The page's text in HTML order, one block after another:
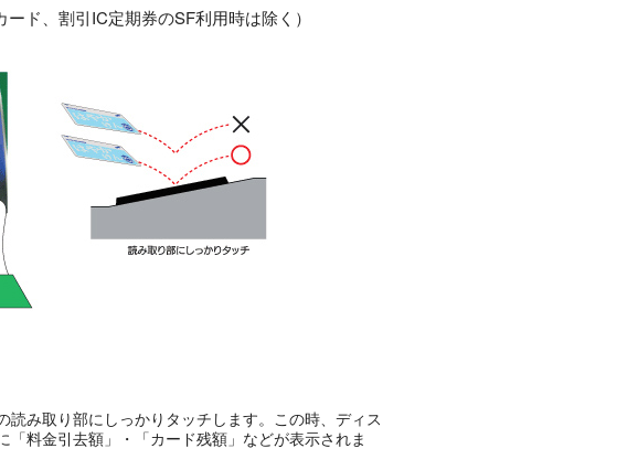
ド、割引IC定期券のSF利用時は除く）
読み取り部にしっかりタッチします。この時、ディス
「料金引去額」・「カード残額」などが表示されま